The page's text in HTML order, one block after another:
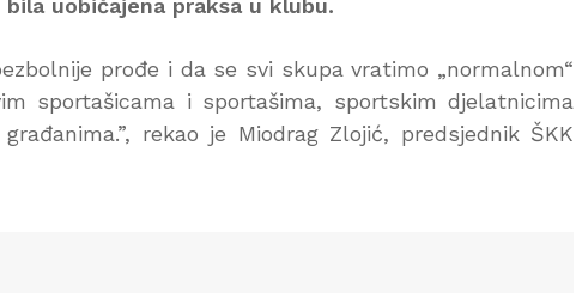
uobičajena praksa u klubu.
prođe i da se svi skupa vratimo „normalnom“
sportašicama i sportašima, sportskim djelatnicima
rekao je Miodrag Zlojić, predsjednik ŠKK